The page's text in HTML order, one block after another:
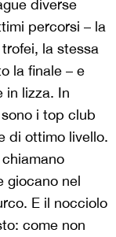
diverse
percorsi – la
la stessa
la finale – e
in lizza. In
i top club
di ottimo livello.
giocano nel
E il nocciolo
come non